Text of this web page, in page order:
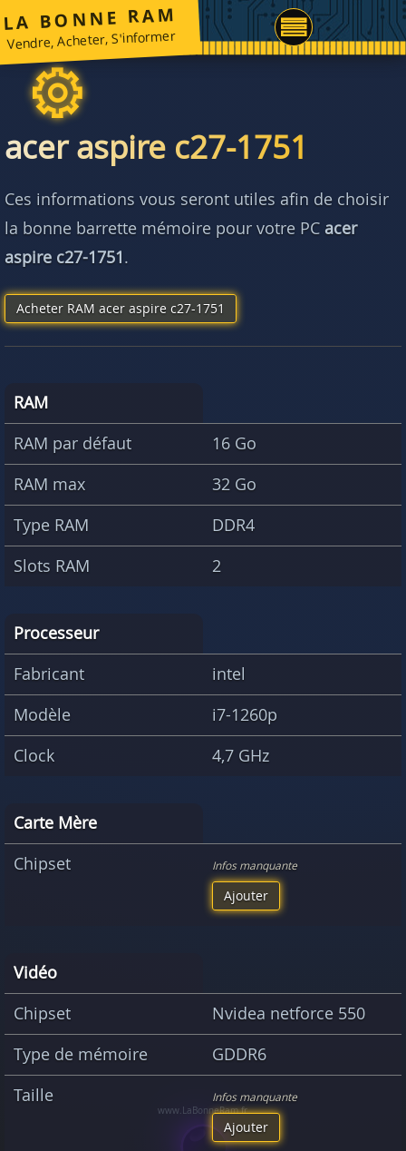
LA BONNE RAM
Vendre, Acheter, S'informer
acer aspire c27-1751
Ces informations vous seront utiles afin de choisir
la bonne barrette mémoire pour votre PC acer
aspire c27-1751.
Acheter RAM acer aspire c27-1751
RAM
RAM par défaut
16 Go
RAM max
32 Go
Type RAM
DDR4
Slots RAM
2
Processeur
Fabricant
intel
Modèle
i7-1260p
Clock
4,7 GHz
Carte Mère
Chipset
Infos manquante
Ajouter
Vidéo
Chipset
Nvidea netforce 550
Type de mémoire
GDDR6
Taille
Infos manquante
Ajouter